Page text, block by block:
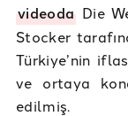
videoda Die
Stocker
Türkiye’nin
ve ortaya
edilmiş.